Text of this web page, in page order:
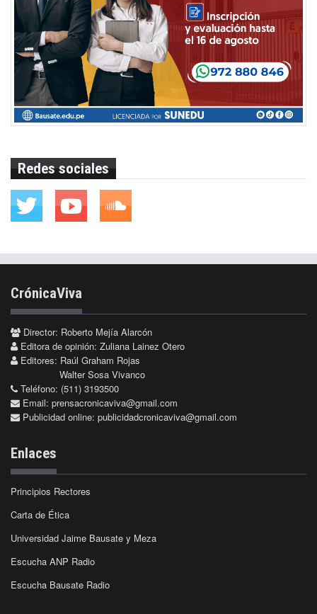
Redes sociales
CrónicaViva
Director: Roberto Mejía Alarcón
Editora de opinión: Zuliana Lainez Otero
Editores: Raúl Graham Rojas
Walter Sosa Vivanco
Teléfono: (511) 3193500
Email: prensacronicaviva@gmail.com
Publicidad online: publicidadcronicaviva@gmail.com
Enlaces
Principios Rectores
Carta de Ética
Universidad Jaime Bausate y Meza
Escucha ANP Radio
Escucha Bausate Radio